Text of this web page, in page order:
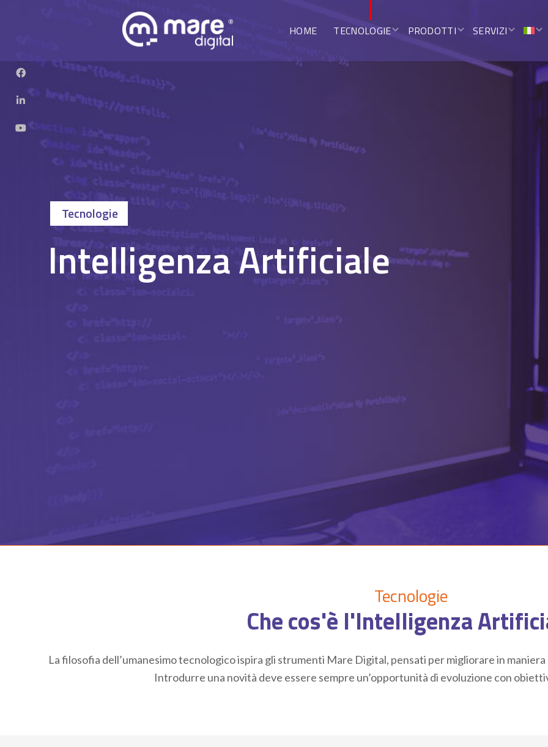
HOME TECNOLOGIE PRODOTTI SERVIZI
Intelligenza Artificiale
Tecnologie
Tecnologie
Che cos'è l'Intelligenza
La filosofia dell’umanesimo tecnologico ispira gli strumenti Mare Digital, pensati per migliorare in
Introdurre una novità deve essere sempre un’opportunità di evoluzione con